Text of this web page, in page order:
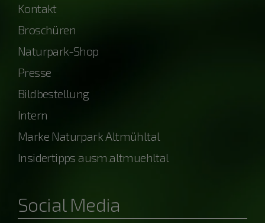
Kontakt
Broschüren
Naturpark-Shop
Presse
Bildbestellung
Intern
Marke Naturpark Altmühltal
Insidertipps ausm.altmuehltal
Social Media